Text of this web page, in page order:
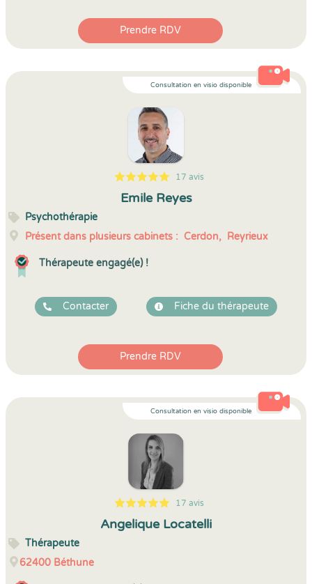
Prendre RDV
Consultation en visio disponible
5
1
5
17 17 avis
Emile Reyes
Psychothérapie
Présent dans plusieurs cabinets : Cerdon, Reyrieux
Thérapeute engagé(e) !
Contacter Fiche du thérapeute
Prendre RDV
Consultation en visio disponible
5
1
5
17 17 avis
Angelique Locatelli
Thérapeute
62400 Béthune